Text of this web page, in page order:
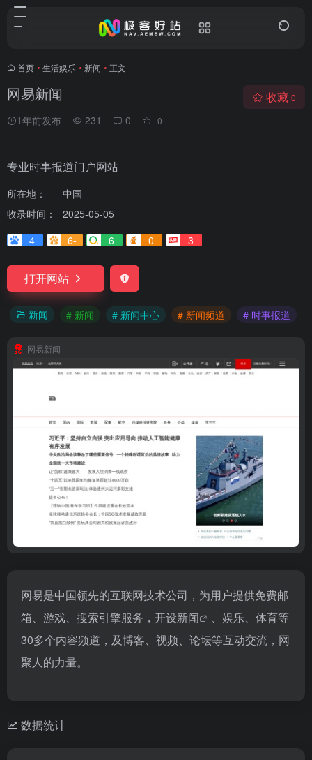
首页 • 生活娱乐 • 新闻 • 正文
网易新闻
1年前发布 231 0 0
收藏 0
专业时事报道门户网站
所在地：
中国
收录时间：
2025-05-05
4
6- 6 0 3
打开网站
新闻 # 新闻 # 新闻中心 # 新闻频道 # 时事报道
网易新闻
网易是中国领先的互联网技术公司，为用户提供免费邮
箱、游戏、搜索引擎服务，开设新闻
、娱乐、体育等
30多个内容频道，及博客、视频、论坛等互动交流，网
聚人的力量。
数据统计